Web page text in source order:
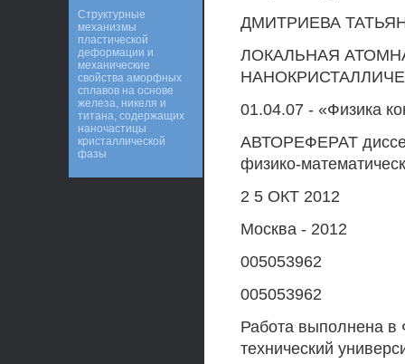
ДМИТРИЕВА
ЛОКАЛЬНАЯ
01.04.07 - «Физика
АВТОРЕФЕРАТ
физико-
2 5 ОКТ 2012
Москва - 2012
005053962
005053962
Работа выполнена
технический
Структурные
механизмы
пластической
деформации и
механические
свойства аморфных
сплавов на основе
железа, никеля и
титана, содержащих
наночастицы
кристаллической
фазы